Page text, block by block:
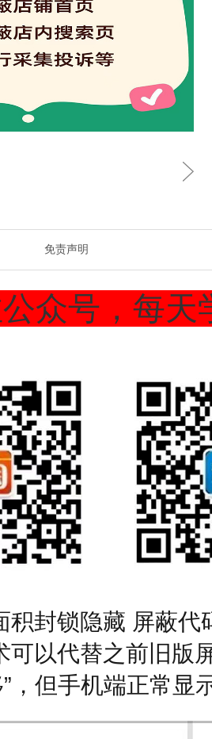
免责声明
众号，每天
积封锁隐藏 屏蔽
可以代替之前旧版
”，但手机端正常